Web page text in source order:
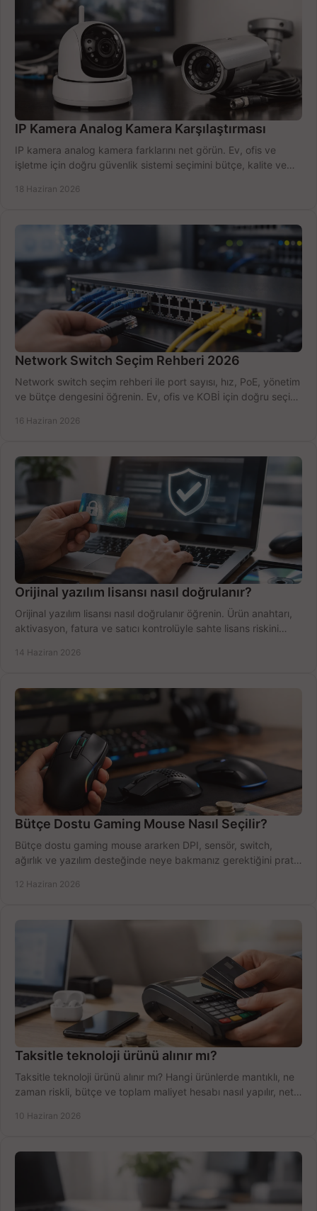
IP Kamera Analog Kamera Karşılaştırması
IP kamera analog kamera farklarını net görün. Ev, ofis ve
işletme için doğru güvenlik sistemi seçimini bütçe, kalite ve
18 Haziran 2026
Network Switch Seçim Rehberi 2026
Network switch seçim rehberi ile port sayısı, hız, PoE, yönetim
ve bütçe dengesini öğrenin. Ev, ofis ve KOBİ için doğru seçimi
16 Haziran 2026
Orijinal yazılım lisansı nasıl doğrulanır?
Orijinal yazılım lisansı nasıl doğrulanır öğrenin. Ürün anahtarı,
aktivasyon, fatura ve satıcı kontrolüyle sahte lisans riskini
14 Haziran 2026
Bütçe Dostu Gaming Mouse Nasıl Seçilir?
Bütçe dostu gaming mouse ararken DPI, sensör, switch,
ağırlık ve yazılım desteğinde neye bakmanız gerektiğini pratik
12 Haziran 2026
Taksitle teknoloji ürünü alınır mı?
Taksitle teknoloji ürünü alınır mı? Hangi ürünlerde mantıklı, ne
zaman riskli, bütçe ve toplam maliyet hesabı nasıl yapılır, net
10 Haziran 2026